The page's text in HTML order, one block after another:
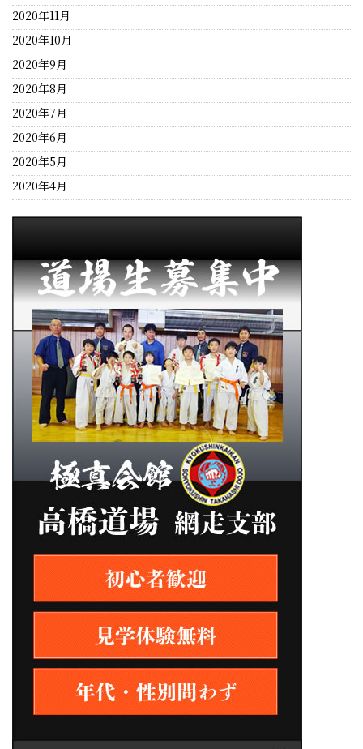
2020年11月
2020年10月
2020年9月
2020年8月
2020年7月
2020年6月
2020年5月
2020年4月